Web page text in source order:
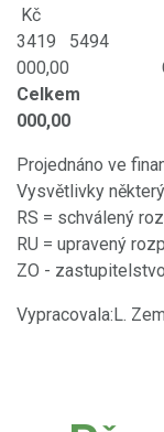
Kč
000,00 Cena
000,00
Projednáno ve
Vysvětlivky
RS = schválený
RU = upravený
ZO -
Vypracovala:L.